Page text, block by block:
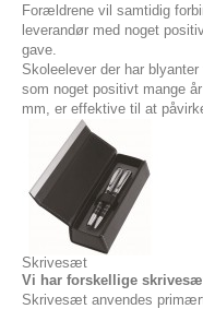
Forældrene vil samtidig
leverandør med noget
gave.
Skoleelever der har
som noget positivt mange
mm, er effektive til at
Skrivesæt
Vi har forskellige
Skrivesæt anvendes